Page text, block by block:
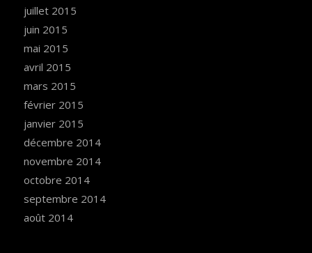
juillet 2015
juin 2015
mai 2015
avril 2015
mars 2015
février 2015
janvier 2015
décembre 2014
novembre 2014
octobre 2014
septembre 2014
août 2014